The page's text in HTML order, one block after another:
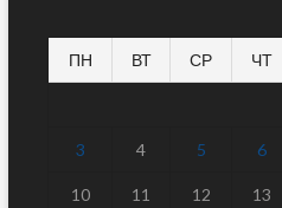
ПН ВТ СР ЧТ
3 4 5 6
10 11 12 13